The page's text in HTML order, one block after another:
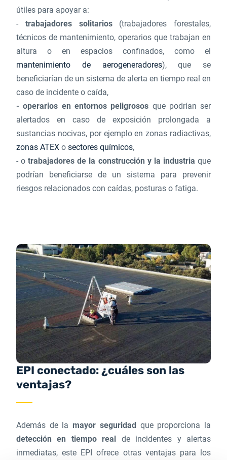
útiles para apoyar a:
- trabajadores solitarios(trabajadores forestales,
técnicos de mantenimiento, operarios que trabajan en
altura o en espacios confinados, como el
mantenimiento de aerogeneradores), que se
beneficiarían de un sistema de alerta en tiempo real en
caso de incidente o caída,
- operarios en entornos peligrosos que podrían ser
alertados en caso de exposición prolongada a
sustancias nocivas, por ejemplo en zonas radiactivas,
zonas ATEXo sectores químicos,
- otrabajadores de la construcción y la industria que
podrían beneficiarse de un sistema para prevenir
riesgos relacionados con caídas, posturas o fatiga.
EPI conectado: ¿cuáles son las
ventajas?
Además de la mayor seguridadque proporciona la
detección en tiempo real de incidentes y alertas
inmediatas, este EPI ofrece otras ventajas para los